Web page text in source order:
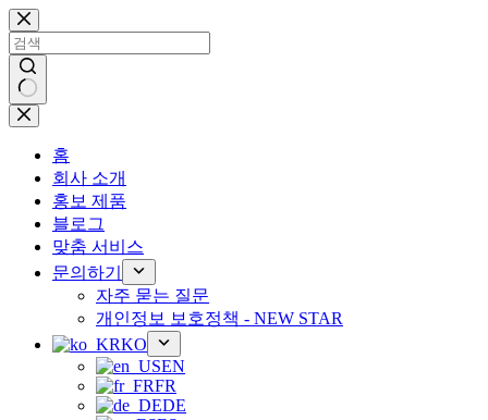
콘
텐
츠
로
건
너
결
홈
회사 소개
홍보 제품
블로그
맞춤 서비스
문의하기
자주 묻는 질문
개인정보 보호정책 - NEW STAR
KO
EN
FR
DE